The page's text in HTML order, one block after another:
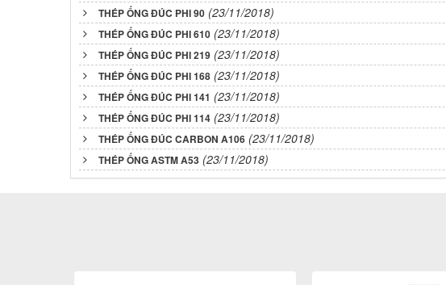
THÉP ỐNG ĐÚC PHI 90 (23/11/2018)
THÉP ỐNG ĐÚC PHI 610 (23/11/2018)
THÉP ỐNG ĐÚC PHI 219 (23/11/2018)
THÉP ỐNG ĐÚC PHI 168 (23/11/2018)
THÉP ỐNG ĐÚC PHI 141 (23/11/2018)
THÉP ỐNG ĐÚC PHI 114 (23/11/2018)
THÉP ỐNG ĐÚC CARBON A106 (23/11/2018)
THÉP ỐNG ASTM A53 (23/11/2018)